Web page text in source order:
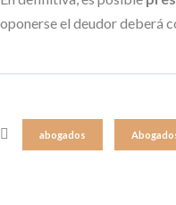
oponerse el deudor deberá
abogados